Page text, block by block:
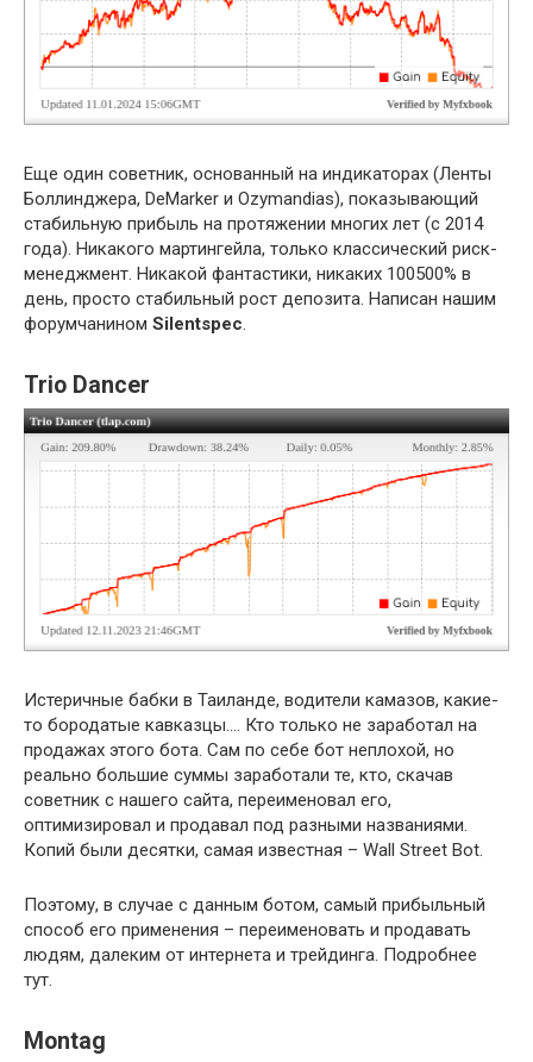
Еще один советник, основанный на индикаторах (Ленты
Боллинджера, DeMarker и Ozymandias), показывающий
стабильную прибыль на протяжении многих лет (с 2014
года). Никакого мартингейла, только классический риск-
менеджмент. Никакой фантастики, никаких 100500% в
день, просто стабильный рост депозита. Написан нашим
форумчанином Silentspec.
Trio Dancer
Истеричные бабки в Таиланде, водители камазов, какие-
то бородатые кавказцы…. Кто только не заработал на
продажах этого бота. Сам по себе бот неплохой, но
реально большие суммы заработали те, кто, скачав
советник с нашего сайта, переименовал его,
оптимизировал и продавал под разными названиями.
Копий были десятки, самая известная – Wall Street Bot.
Поэтому, в случае с данным ботом, самый прибыльный
способ его применения – переименовать и продавать
людям, далеким от интернета и трейдинга. Подробнее
тут.
Montag